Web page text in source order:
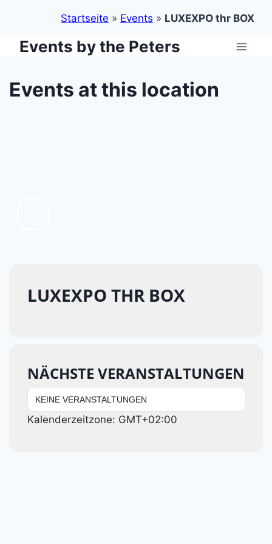
Startseite » Events » LUXEXPO thr BOX
ZumEvents by the Peters
Events at this location
LUXEXPO THR BOX
NÄCHSTE VERANSTALTUNGEN
KEINE VERANSTALTUNGEN
Kalenderzeitzone: GMT+02:00